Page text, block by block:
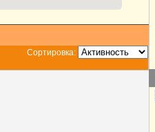
Сортировка: